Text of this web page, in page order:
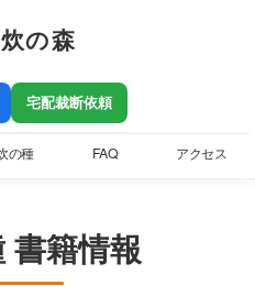
の森
宅配裁断依頼
の種 FAQ アクセス
書籍情報